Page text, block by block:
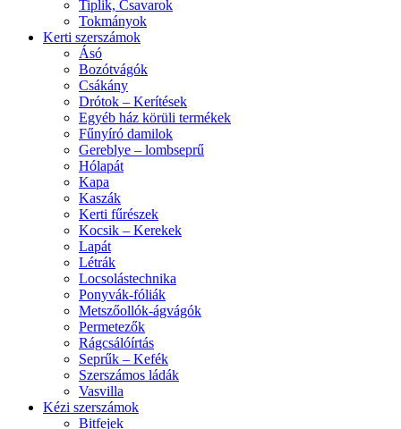
Tiplik, Csavarok
Tokmányok
Kerti szerszámok
Ásó
Bozótvágók
Csákány
Drótok – Kerítések
Egyéb ház körüli termékek
Fűnyíró damilok
Gereblye – lombseprű
Hólapát
Kapa
Kaszák
Kerti fűrészek
Kocsik – Kerekek
Lapát
Létrák
Locsolástechnika
Ponyvák-fóliák
Metszőollók-ágvágók
Permetezők
Rágcsálóírtás
Seprűk – Kefék
Szerszámos ládák
Vasvilla
Kézi szerszámok
Bitfejek